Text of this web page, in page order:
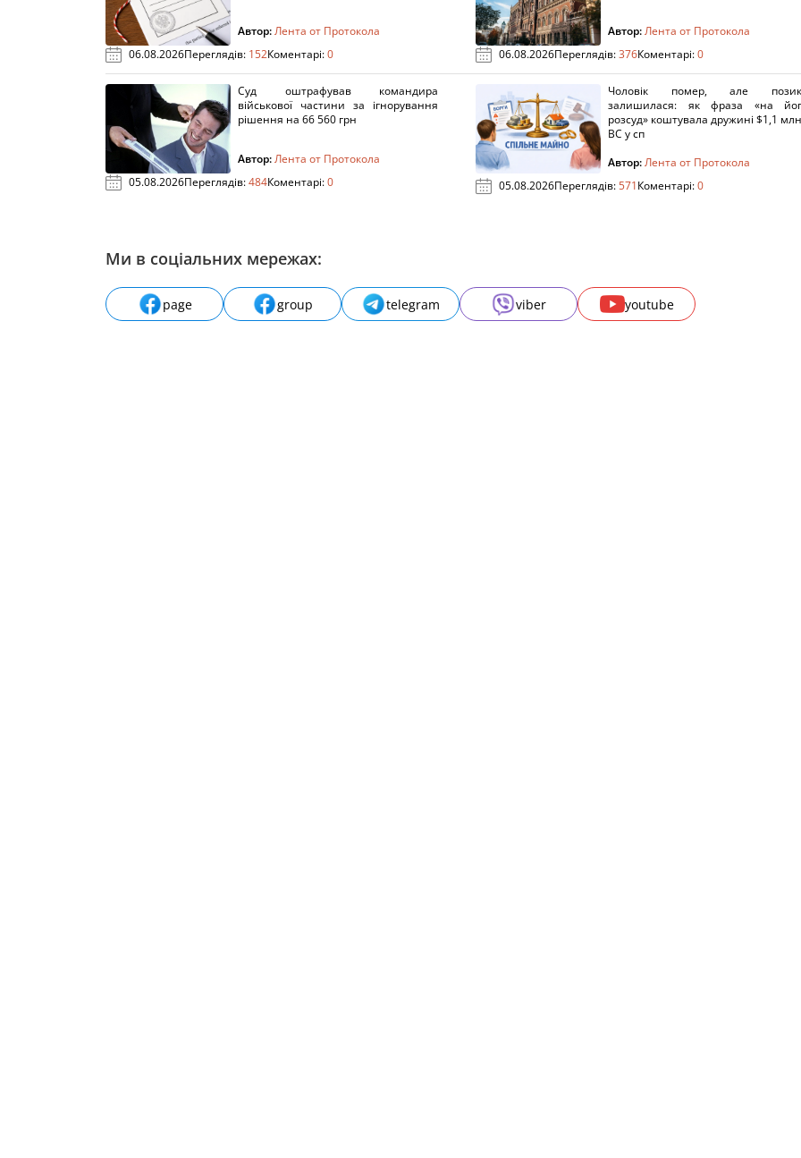
Автор:Лента от Протокола
06.08.2026Переглядів: 152Коментарі:0
Автор:Лента от Протокола
06.08.2026Переглядів:376Коментарі:0
Суд оштрафував командира
військової частини за ігнорування
рішення на 66 560 грн
Автор:Лента от Протокола
05.08.2026Переглядів:484Коментарі:0
Чоловік помер, але
залишилася: як фраза «на
розсуд» коштувала дружині $1,1
ВС у сп
Автор:Лента от Протокола
05.08.2026Переглядів:571Коментарі:0
Ми в соціальних мережах:
page group telegram viber youtube